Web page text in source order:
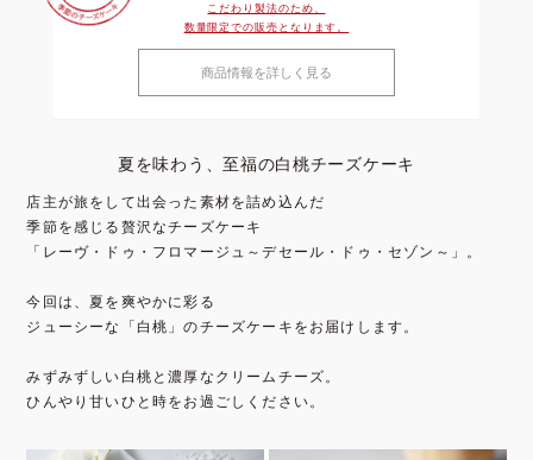
こだわり製法のため、
数量限定での販売となります。
商品情報を詳しく見る
夏を味わう、至福の白桃チーズケーキ
店主が旅をして出会った素材を詰め込んだ
季節を感じる贅沢なチーズケーキ
「レーヴ・ドゥ・フロマージュ～デセール・ドゥ・セゾン～」。
今回は、夏を爽やかに彩る
ジューシーな「白桃」のチーズケーキをお届けします。
みずみずしい白桃と濃厚なクリームチーズ。
ひんやり甘いひと時をお過ごしください。